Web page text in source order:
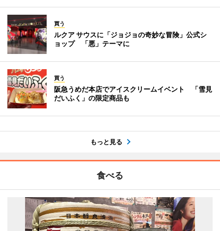
買う
ルクア サウスに「ジョジョの奇妙な冒険」公式シ
ョップ 「悪」テーマに
買う
阪急うめだ本店でアイスクリームイベント 「雪見
だいふく」の限定商品も
もっと見る
食べる